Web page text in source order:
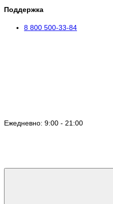
Поддержка
8 800 500-33-84
Ежедневно: 9:00 - 21:00